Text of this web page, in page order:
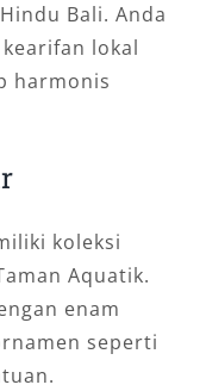
Bali. Anda
lokal
harmonis
koleksi
Aquatik.
enam
seperti